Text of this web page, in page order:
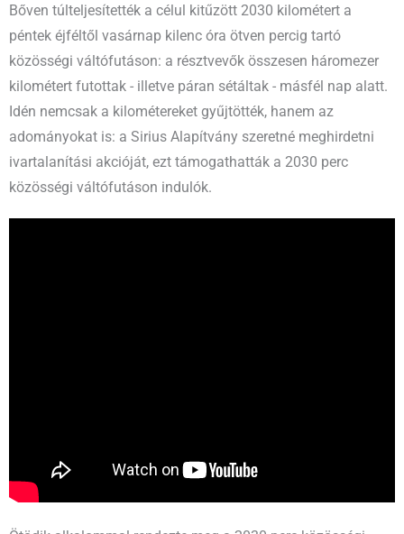
Bőven túlteljesítették a célul kitűzött 2030 kilométert a
péntek éjféltől vasárnap kilenc óra ötven percig tartó
közösségi váltófutáson: a résztvevők összesen háromezer
kilométert futottak - illetve páran sétáltak - másfél nap alatt.
Idén nemcsak a kilométereket gyűjtötték, hanem az
adományokat is: a Sirius Alapítvány szeretné meghirdetni
ivartalanítási akcióját, ezt támogathatták a 2030 perc
közösségi váltófutáson indulók.